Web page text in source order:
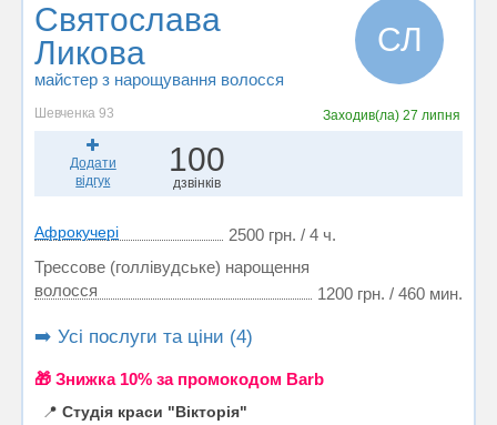
Святослава
Ликова
майстер з нарощування волосся
СЛ
Шевченка 93 Заходив(ла) 27 липня
Додати
відгук
100
дзвінків
Афрокучері
2500 грн. / 4 ч.
Трессове (голлівудське) нарощення
волосся
1200 грн. / 460 мин.
➡️ Усі послуги та ціни (4)
🎁 Знижка 10% за промокодом Barb
📍 Студія краси "Вікторія"